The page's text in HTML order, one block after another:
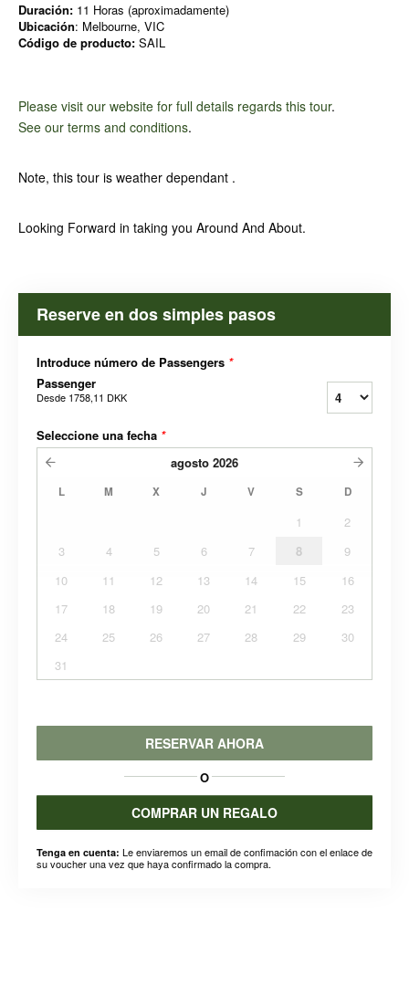
Duración: 11 Horas (aproximadamente)
Ubicación: Melbourne, VIC
Código de producto: SAIL
Please visit our website for full details regards this tour.
See our terms and conditions.
Note, this tour is weather dependant .
Looking Forward in taking you Around And About.
Reserve en dos simples pasos
Introduce número de Passengers *
Passenger
Desde 1758,11 DKK
Seleccione una fecha *
agosto 2026
L M X J V S D
1
2
3
4 5 6 7 8
9
10
11 12 13 14 15
16
17
18 19 20 21 22
23
24
25 26 27 28 29
30
31
RESERVAR AHORA
O
COMPRAR UN REGALO
Tenga en cuenta: Le enviaremos un email de confimación con el enlace de
su voucher una vez que haya confirmado la compra.